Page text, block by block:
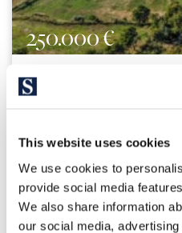
This website uses cookies
We use cookies to
provide social media
We also share information
our social media,
250.000 €
Pals | 326514
Aquesta parcel·la esquinera
cap a a l'oest és ideal per als
de la mateixa gaudim dels
capvespres increïbles. El